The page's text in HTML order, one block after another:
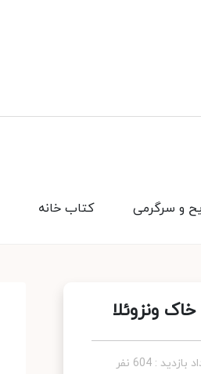
کتاب خانه و سرگرمی
ونزوئلا
بازدید : 604 نفر